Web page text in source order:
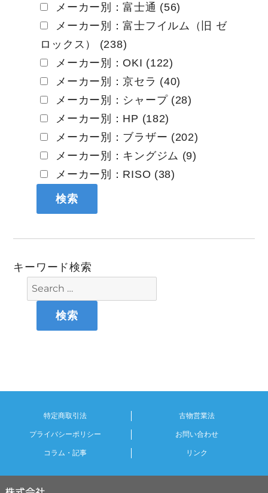
メーカー別：富士通 (56)
メーカー別：富士フイルム（旧 ゼ
ロックス） (238)
メーカー別：OKI (122)
メーカー別：京セラ (40)
メーカー別：シャープ (28)
メーカー別：HP (182)
メーカー別：ブラザー (202)
メーカー別：キングジム (9)
メーカー別：RISO (38)
キーワード検索
特定商取引法 古物営業法
プライバシーポリシー お問い合わせ
コラム・記事 リンク